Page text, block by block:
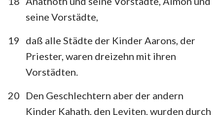
seine Vorstädte,
19
daß alle Städte der Kinder Aarons, der
Priester, waren dreizehn mit ihren
Vorstädten.
20
Den Geschlechtern aber der andern
Kinder Kahath, den Leviten, wurden durch